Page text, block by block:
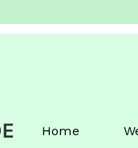
Home